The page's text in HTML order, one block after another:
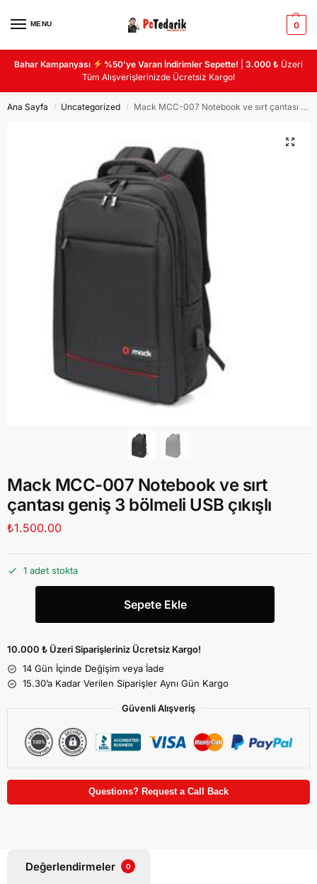
MENU 0
Bahar Kampanyası %50’ye Varan İndirimler Sepette! |3.000 ₺ Üzeri
Tüm Alışverişlerinizde Ücretsiz Kargo!
Ana Sayfa / Uncategorized / Mack MCC-007 Notebook ve sırt çantası geniş 3 bölmeli USB çıkışlı
Mack MCC-007 Notebook ve sırt
çantası geniş 3 bölmeli USB çıkışlı
₺1.500.00
1 adet stokta
Sepete Ekle
10.000 ₺ Üzeri Siparişleriniz Ücretsiz Kargo!
14 Gün İçinde Değişim veya İade
15.30’a Kadar Verilen Siparişler Aynı Gün Kargo
Güvenli Alışveriş
Questions? Request a Call Back
Değerlendirmeler 0